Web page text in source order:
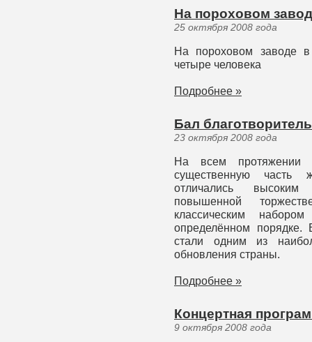
На пороховом
25 октября 2008 года
На пороховом заводе
четыре человека
Подробнее »
Бал
23 октября 2008 года
На всем протяжении
существенную
отличались
повышенной
классическим
определённом
стали одним из
обновления страны.
Подробнее »
Концертная
9 октября 2008 года